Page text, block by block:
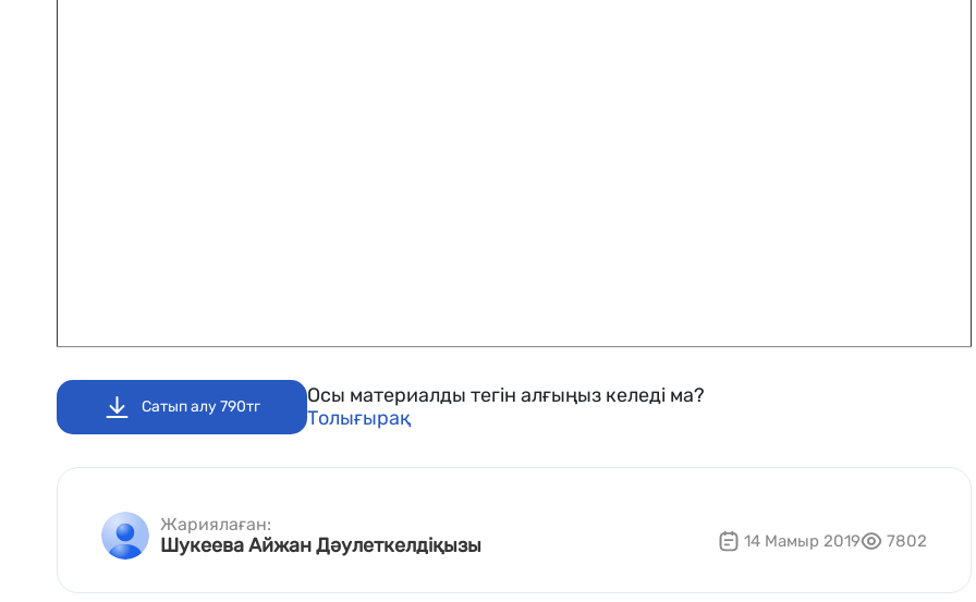
Сатып алу 790тг
Осы материалды тегін алғыңыз келеді ма?
Толығырақ
Жариялаған:
Шукеева Айжан Дәулеткелдіқызы 14 Мамыр 2019 7802